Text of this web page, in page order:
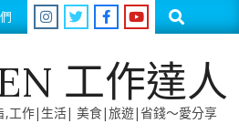
Search
工作達人
,工作|生活| 美食|旅遊|省錢～愛分享